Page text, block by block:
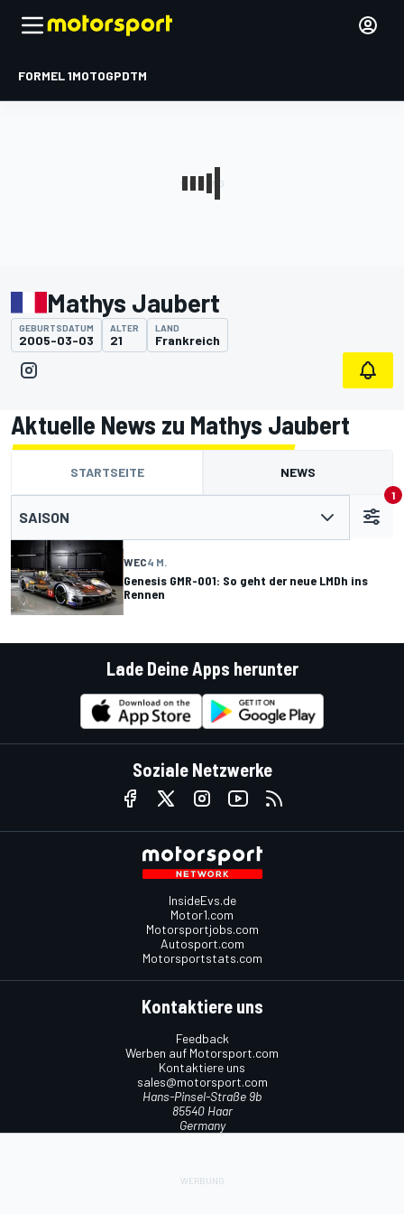
FORMEL 1MOTOGPDTM
Mathys Jaubert
GEBURTSDATUM
2005-03-03
ALTER
21
LAND
Frankreich
Aktuelle News zu Mathys Jaubert
STARTSEITE NEWS
SAISON
1
WEC4 M.
Genesis GMR-001: So geht der neue LMDh ins
Rennen
Lade Deine Apps herunter
Soziale Netzwerke
InsideEvs.de
Motor1.com
Motorsportjobs.com
Autosport.com
Motorsportstats.com
Kontaktiere uns
Feedback
Werben auf Motorsport.com
Kontaktiere uns
sales@motorsport.com
Hans-Pinsel-Straße 9b
85540 Haar
Germany
Utiq verwalten